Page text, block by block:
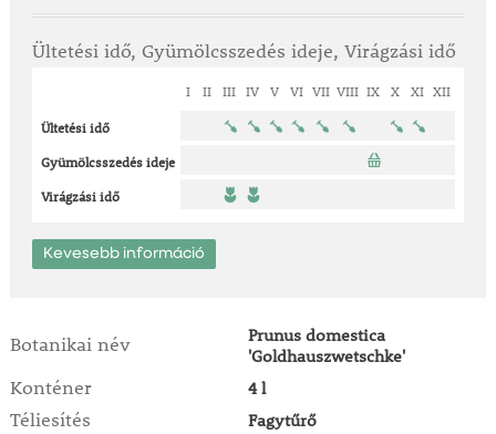
Ültetési idő, Gyümölcsszedés ideje, Virágzási idő
I II III IV V VI VII VIII IX X XI XII
Ültetési idő
Gyümölcsszedés ideje
Virágzási idő
Kevesebb információ
Botanikai név
Prunus domestica
'Goldhauszwetschke'
Konténer 4 l
Téliesítés Fagytűrő